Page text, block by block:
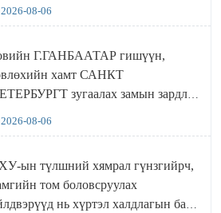
2026-08-06
Г.ГАНБААТАР гишүүн,
хамт САНКТ
зугаалах замын зардлаа
ТӨХХК даажээ
2026-08-06
ын түлшний хямрал гүнзгийрч,
том боловсруулах
нь хүртэл халдлагын бай